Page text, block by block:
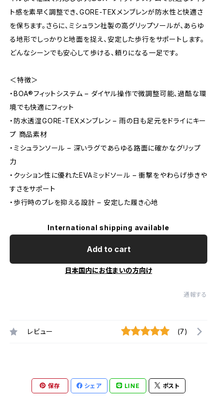
ト感を素早く調整でき、GORE-TEXメンブレンが防水性と快適さ
を保ちます。さらに、ミシュラン社製の高グリップソールが、あらゆ
る地形でしっかりと地面を捉え、安定した歩行をサポートします。
どんなシーンでも安心して歩ける、頼りになる一足です。
＜特徴＞
・BOA®フィットシステム – ダイヤル操作で微調整可能、過酷な環
境でも快適にフィット
・防水透湿GORE-TEXメンブレン – 雨の日も足元をドライにキー
プ 商品素材
・ミシュランソール – 深いラグであらゆる路面に確かなグリップ
力
・クッション性に優れたEVAミッドソール – 衝撃をやわらげ歩きや
すさをサポート
・歩行時のブレを抑える設計 – 安定した履き心地
International shipping available
Add to cart
日本国内にお住まいの方向け
通報する
レビュー (7)
保存 シェア LINE ポスト